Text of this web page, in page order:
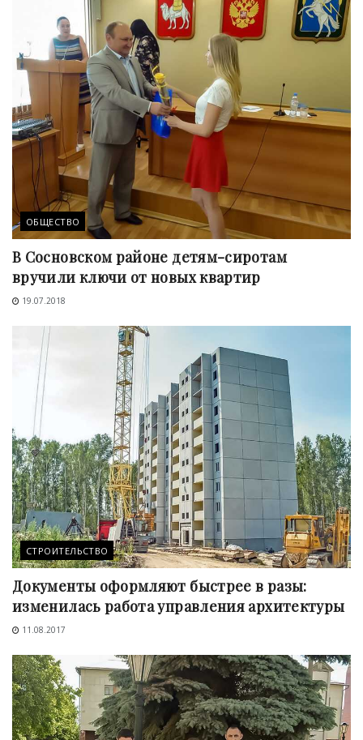
ОБЩЕСТВО
В Сосновском районе детям-сиротам
вручили ключи от новых квартир
19.07.2018
СТРОИТЕЛЬСТВО
Документы оформляют быстрее в разы:
изменилась работа управления архитектуры
11.08.2017